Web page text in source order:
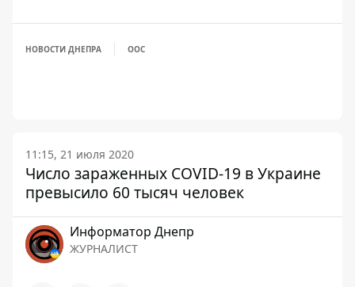
НОВОСТИ ДНЕПРА ООС
11:15, 21 июля 2020
Число зараженных COVID-19 в Украине
превысило 60 тысяч человек
Информатор Днепр
ЖУРНАЛИСТ